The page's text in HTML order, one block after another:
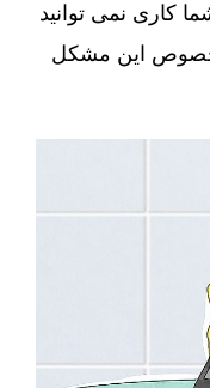
کاری نمی توانید
مخصوص این مشکل